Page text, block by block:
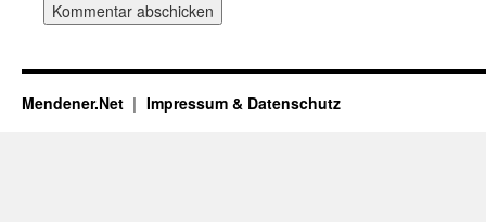
Mendener.Net Impressum & Datenschutz